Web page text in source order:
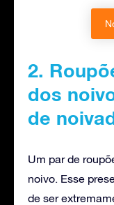
2.
dos
de
Um par de
noivo. Esse
de ser